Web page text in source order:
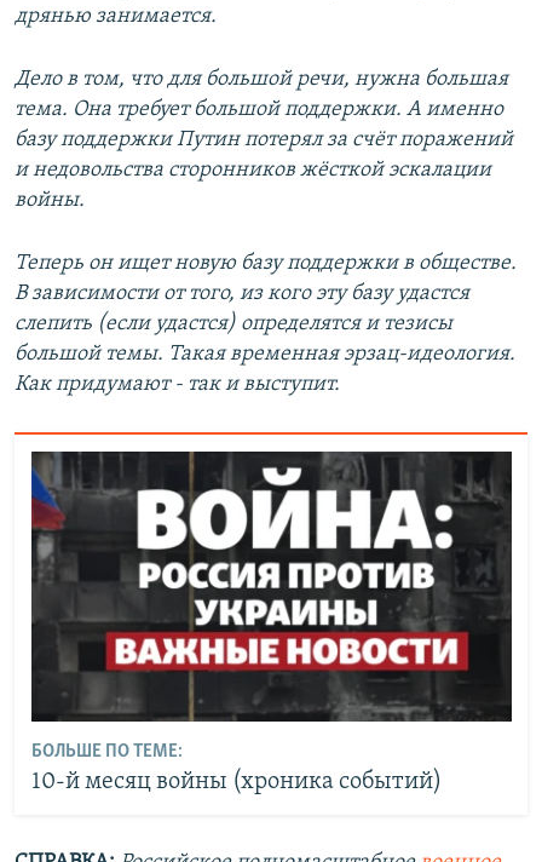
дрянью занимается.
Дело в том, что для большой речи, нужна большая
тема. Она требует большой поддержки. А именно
базу поддержки Путин потерял за счёт поражений
и недовольства сторонников жёсткой эскалации
войны.
Теперь он ищет новую базу поддержки в обществе.
В зависимости от того, из кого эту базу удастся
слепить (если удастся) определятся и тезисы
большой темы. Такая временная эрзац-идеология.
Как придумают - так и выступит.
БОЛЬШЕ ПО ТЕМЕ:
10-й месяц войны (хроника событий)